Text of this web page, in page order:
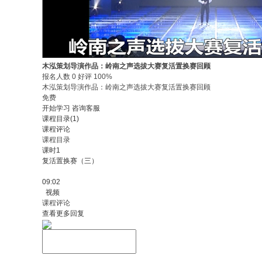
木泓策划导演作品：岭南之声选拔大赛复活置换赛回顾
报名人数 0 好评 100%
木泓策划导演作品：岭南之声选拔大赛复活置换赛回顾
免费
开始学习 咨询客服
课程目录(1)
课程评论
课程目录
课时1
复活置换赛（三）
09:02
视频
课程评论
查看更多回复